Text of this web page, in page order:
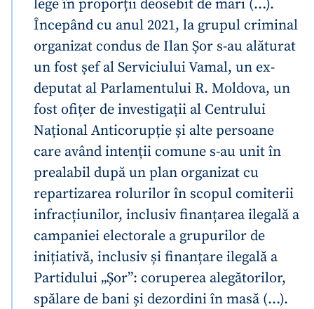
lege în proporții deosebit de mari (…).
Începând cu anul 2021, la grupul criminal
organizat condus de Ilan Șor s-au alăturat
un fost șef al Serviciului Vamal, un ex-
deputat al Parlamentului R. Moldova, un
fost ofițer de investigații al Centrului
Național Anticorupție și alte persoane
care având intenții comune s-au unit în
prealabil după un plan organizat cu
repartizarea rolurilor în scopul comiterii
infracțiunilor, inclusiv finanțarea ilegală a
campaniei electorale a grupurilor de
inițiativă, inclusiv și finanțare ilegală a
Partidului „Șor”: coruperea alegătorilor,
spălare de bani și dezordini în masă (…).